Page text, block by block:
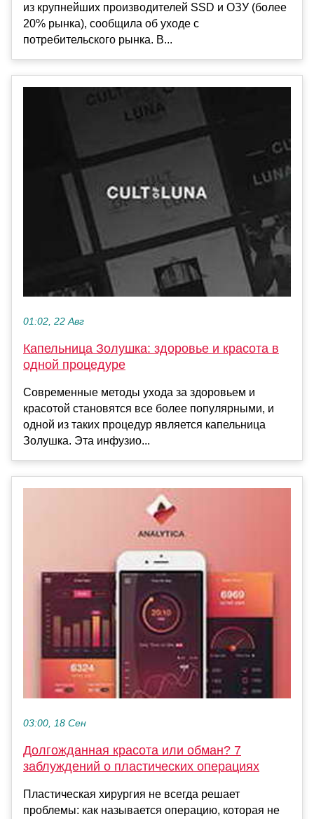
из крупнейших производителей SSD и ОЗУ (более
20% рынка), сообщила об уходе с
потребительского рынка. В...
01:02, 22 Авг
Капельница Золушка: здоровье и красота в
одной процедуре
Современные методы ухода за здоровьем и
красотой становятся все более популярными, и
одной из таких процедур является капельница
Золушка. Эта инфузио...
03:00, 18 Сен
Долгожданная красота или обман? 7
заблуждений о пластических операциях
Пластическая хирургия не всегда решает
проблемы: как называется операцию, которая не